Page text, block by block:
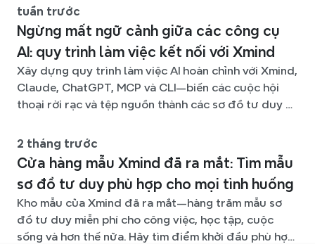
tuần trước
Ngừng mất ngữ cảnh giữa các công cụ
AI: quy trình làm việc kết nối với Xmind
Xây dựng quy trình làm việc AI hoàn chỉnh với Xmind,
Claude, ChatGPT, MCP và CLI—biến các cuộc hội
thoại rời rạc và tệp nguồn thành các sơ đồ tư duy rõ
2 tháng trước
Cửa hàng mẫu Xmind đã ra mắt: Tìm mẫu
sơ đồ tư duy phù hợp cho mọi tình huống
Kho mẫu của Xmind đã ra mắt—hàng trăm mẫu sơ
đồ tư duy miễn phí cho công việc, học tập, cuộc
sống và hơn thế nữa. Hãy tìm điểm khởi đầu phù hợp